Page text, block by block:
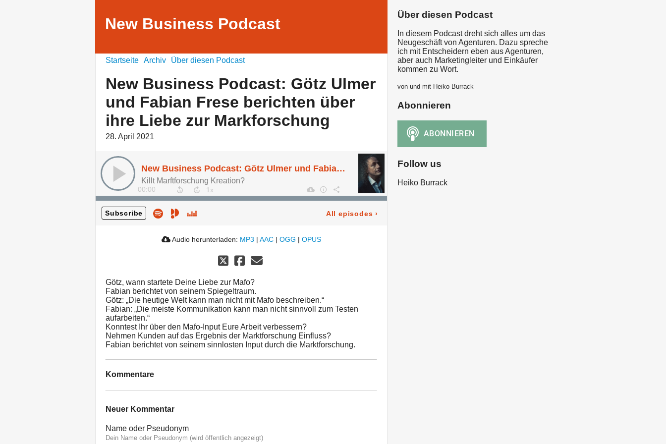
New Business Podcast
Startseite Archiv Über diesen Podcast
New Business Podcast: Götz Ulmer
und Fabian Frese berichten über
ihre Liebe zur Markforschung
28. April 2021
New Business Podcast: Götz Ulmer und Fabian Frese berichten über ihre Liebe zur Markforschung
Killt Marftforschung Kreation?
00:00
Subscribe All episodes ›
Audio herunterladen: MP3 | AAC | OGG | OPUS
Götz, wann startete Deine Liebe zur Mafo?
Fabian berichtet von seinem Spiegeltraum.
Götz: „Die heutige Welt kann man nicht mit Mafo beschreiben.“
Fabian: „Die meiste Kommunikation kann man nicht sinnvoll zum Testen
aufarbeiten.“
Konntest Ihr über den Mafo-Input Eure Arbeit verbessern?
Nehmen Kunden auf das Ergebnis der Marktforschung Einfluss?
Fabian berichtet von seinem sinnlosten Input durch die Marktforschung.
Kommentare
Neuer Kommentar
Name oder Pseudonym
Dein Name oder Pseudonym (wird öffentlich angezeigt)
Über diesen Podcast
In diesem Podcast dreht sich alles um das
Neugeschäft von Agenturen. Dazu spreche
ich mit Entscheidern eben aus Agenturen,
aber auch Marketingleiter und Einkäufer
kommen zu Wort.
von und mit Heiko Burrack
Abonnieren
Follow us
Heiko Burrack